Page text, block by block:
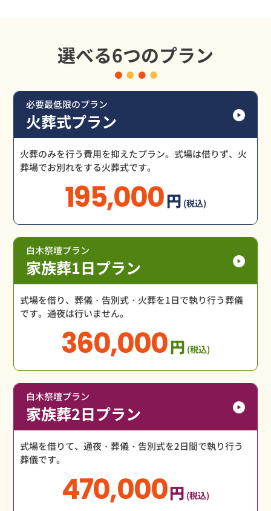
選べる6つのプラン
必要最低限のプラン
火葬式プラン
火葬のみを行う費用を抑えたプラン。式場は借りず、火
葬場でお別れをする火葬式です。
195,000円 (税込)
白木祭壇プラン
家族葬1日プラン
式場を借り、葬儀・告別式・火葬を1日で執り行う葬儀
です。通夜は行いません。
360,000円 (税込)
白木祭壇プラン
家族葬2日プラン
式場を借りて、通夜・葬儀・告別式を2日間で執り行う
葬儀です。
470,000円 (税込)